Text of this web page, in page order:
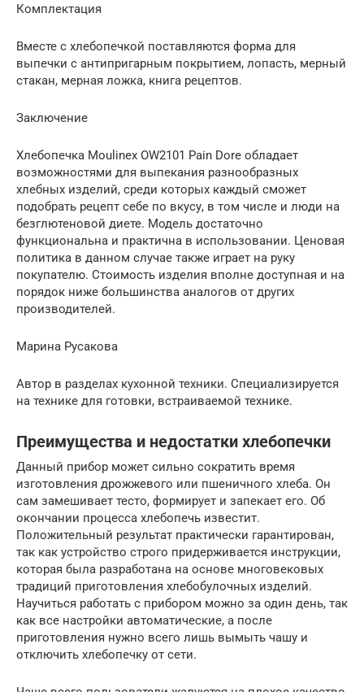
Комплектация
Вместе с хлебопечкой поставляются форма для
выпечки с антипригарным покрытием, лопасть, мерный
стакан, мерная ложка, книга рецептов.
Заключение
Хлебопечка Moulinex OW2101 Pain Dore обладает
возможностями для выпекания разнообразных
хлебных изделий, среди которых каждый сможет
подобрать рецепт себе по вкусу, в том числе и люди на
безглютеновой диете. Модель достаточно
функциональна и практична в использовании. Ценовая
политика в данном случае также играет на руку
покупателю. Стоимость изделия вполне доступная и на
порядок ниже большинства аналогов от других
производителей.
Марина Русакова
Автор в разделах кухонной техники. Специализируется
на технике для готовки, встраиваемой технике.
Преимущества и недостатки хлебопечки
Данный прибор может сильно сократить время
изготовления дрожжевого или пшеничного хлеба. Он
сам замешивает тесто, формирует и запекает его. Об
окончании процесса хлебопечь известит.
Положительный результат практически гарантирован,
так как устройство строго придерживается инструкции,
которая была разработана на основе многовековых
традиций приготовления хлебобулочных изделий.
Научиться работать с прибором можно за один день, так
как все настройки автоматические, а после
приготовления нужно всего лишь вымыть чашу и
отключить хлебопечку от сети.